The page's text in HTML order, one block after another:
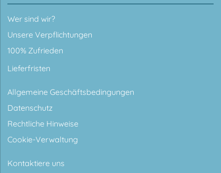
Wer sind wir?
Unsere Verpflichtungen
100% Zufrieden
Lieferfristen
Allgemeine Geschäftsbedingungen
Datenschutz
Rechtliche Hinweise
Cookie-Verwaltung
Kontaktiere uns